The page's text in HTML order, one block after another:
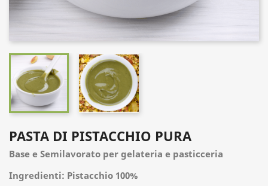
PASTA DI PISTACCHIO PURA
Base e Semilavorato per gelateria e pasticceria
Ingredienti: Pistacchio 100%